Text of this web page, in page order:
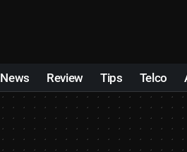
News Review Tips Telco